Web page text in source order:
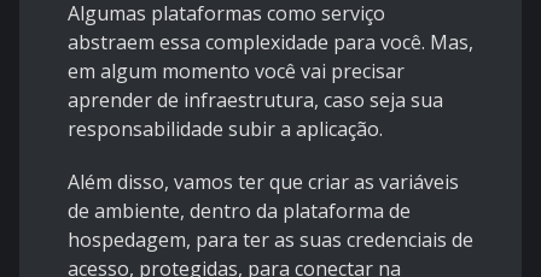
Algumas plataformas como serviço
abstraem essa complexidade para você. Mas,
em algum momento você vai precisar
aprender de infraestrutura, caso seja sua
responsabilidade subir a aplicação.
Além disso, vamos ter que criar as variáveis
de ambiente, dentro da plataforma de
hospedagem, para ter as suas credenciais de
acesso, protegidas, para conectar na